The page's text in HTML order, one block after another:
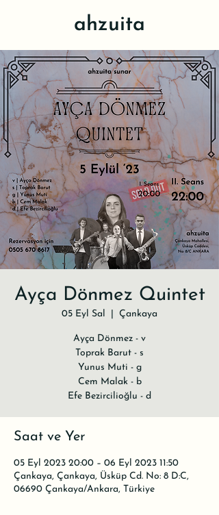
ahzuita
Ayça Dönmez Quintet
05 Eyl Sal Çankaya
Ayça Dönmez - v
Toprak Barut - s
Yunus Muti - g
Cem Malak - b
Efe Bezircilioğlu - d
Saat ve Yer
05 Eyl 2023 20:00 – 06 Eyl 2023 11:50
Çankaya, Çankaya, Üsküp Cd. No: 8 D:C,
06690 Çankaya/Ankara, Türkiye